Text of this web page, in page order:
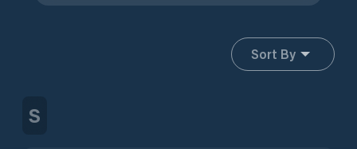
Sort By
S